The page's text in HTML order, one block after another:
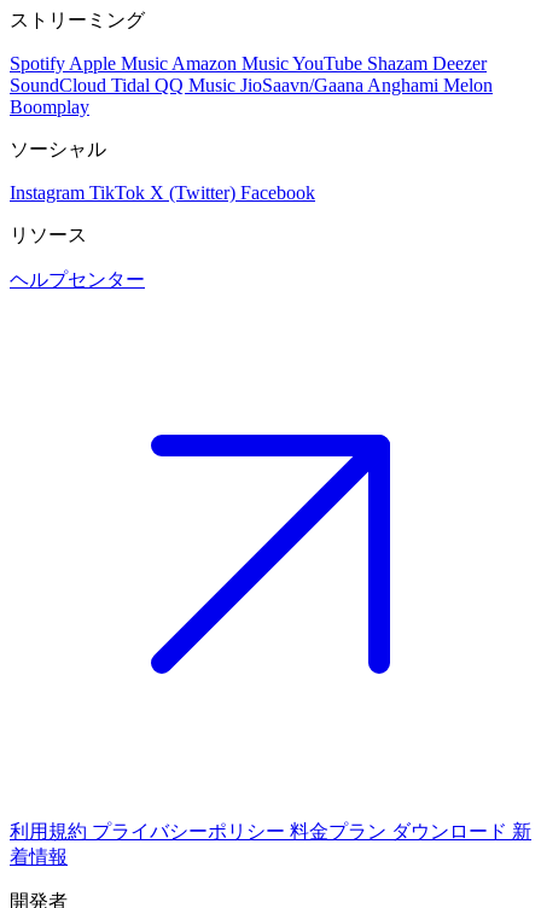
ストリーミング
Spotify Apple Music Amazon MusicYouTube Shazam Deezer
SoundCloud Tidal QQ Music JioSaavn/Gaana Anghami Melon
Boomplay
ソーシャル
Instagram TikTok X (Twitter) Facebook
リソース
ヘルプセンター
利用規約 プライバシーポリシー 料金プラン ダウンロード 新
着情報
開発者